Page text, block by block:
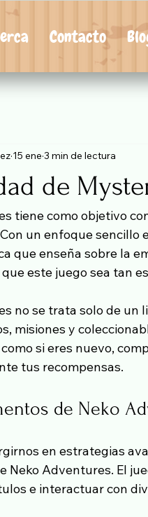
Contacto
de
15 ene 3 min de lectura
tiene como objetivo
un enfoque
que enseña sobre la
este juego sea tan
no se trata solo de un
misiones y
si eres nuevo,
tus recompensas.
de Neko
en estrategias
Neko Adventures. El
e interactuar con